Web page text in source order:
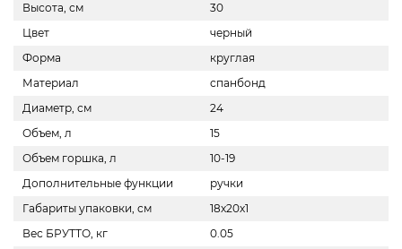
Высота, см
30
Цвет
черный
Форма
круглая
Материал
спанбонд
Диаметр, см
24
Объем, л
15
Объем горшка, л
10-19
Дополнительные функции
ручки
Габариты упаковки, см
18х20х1
Вес БРУТТО, кг
0.05